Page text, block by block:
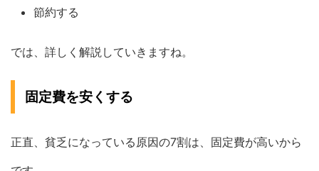
節約する
では、詳しく解説していきますね。
固定費を安くする
正直、貧乏になっている原因の7割は、固定費が高いから